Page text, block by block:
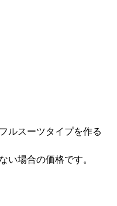
ルスーツタイプを作る
い場合の価格です。